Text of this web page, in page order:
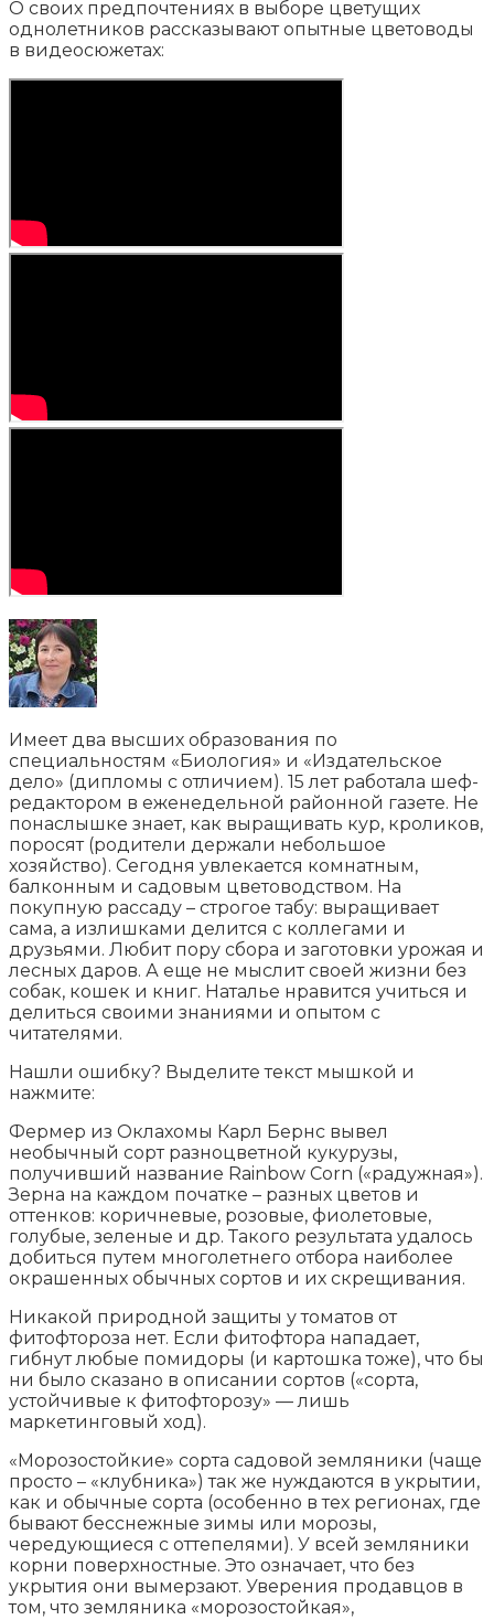
О своих предпочтениях в выборе цветущих
однолетников рассказывают опытные цветоводы
в видеосюжетах:
Имеет два высших образования по
специальностям «Биология» и «Издательское
дело» (дипломы с отличием). 15 лет работала шеф-
редактором в еженедельной районной газете. Не
понаслышке знает, как выращивать кур, кроликов,
поросят (родители держали небольшое
хозяйство). Сегодня увлекается комнатным,
балконным и садовым цветоводством. На
покупную рассаду – строгое табу: выращивает
сама, а излишками делится с коллегами и
друзьями. Любит пору сбора и заготовки урожая и
лесных даров. А еще не мыслит своей жизни без
собак, кошек и книг. Наталье нравится учиться и
делиться своими знаниями и опытом с
читателями.
Нашли ошибку? Выделите текст мышкой и
нажмите:
Фермер из Оклахомы Карл Бернс вывел
необычный сорт разноцветной кукурузы,
получивший название Rainbow Corn («радужная»).
Зерна на каждом початке – разных цветов и
оттенков: коричневые, розовые, фиолетовые,
голубые, зеленые и др. Такого результата удалось
добиться путем многолетнего отбора наиболее
окрашенных обычных сортов и их скрещивания.
Никакой природной защиты у томатов от
фитофтороза нет. Если фитофтора нападает,
гибнут любые помидоры (и картошка тоже), что бы
ни было сказано в описании сортов («сорта,
устойчивые к фитофторозу» — лишь
маркетинговый ход).
«Морозостойкие» сорта садовой земляники (чаще
просто – «клубника») так же нуждаются в укрытии,
как и обычные сорта (особенно в тех регионах, где
бывают бесснежные зимы или морозы,
чередующиеся с оттепелями). У всей земляники
корни поверхностные. Это означает, что без
укрытия они вымерзают. Уверения продавцов в
том, что земляника «морозостойкая»,